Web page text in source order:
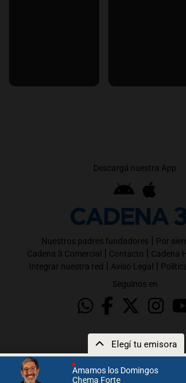
Amamos los Domingos
Chema Forte
Elegí tu emisora
Descargá nuestra App
Nuestros padres fundadores | Por
Cadena 3 Comercial | Contacto | Cadena
Integrar nuestra red | Aviso Legal |
Seguinos en